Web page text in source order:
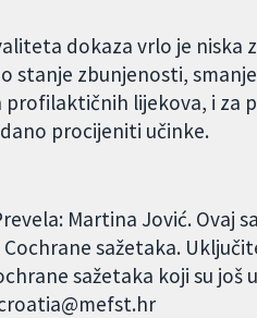
dokaza vrlo je niska
stanje zbunjenosti,
lijekova, i za
procijeniti učinke.
Martina Jović. Ovaj
sažetaka.
sažetaka koji su još